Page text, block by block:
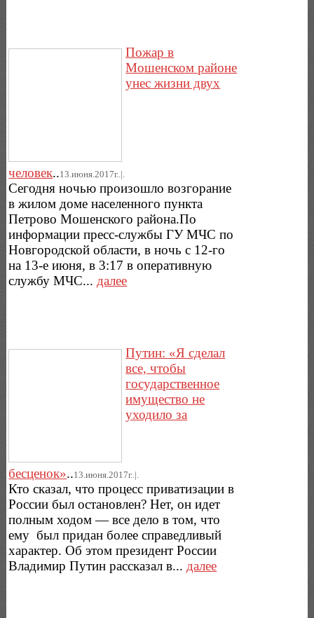
Пожар в
Мошенском районе
унес жизни двух
человек..13.июня.2017г..|.
Сегодня ночью произошло возгорание
в жилом доме населенного пункта
Петрово Мошенского района.По
информации пресс-службы ГУ МЧС по
Новгородской области, в ночь с 12-го
на 13-е июня, в 3:17 в оперативную
службу МЧС... далее
Путин: «Я сделал
все, чтобы
государственное
имущество не
уходило за
бесценок»..13.июня.2017г..|.
Кто сказал, что процесс приватизации в
России был остановлен? Нет, он идет
полным ходом — все дело в том, что
ему был придан более справедливый
характер. Об этом президент России
Владимир Путин рассказал в...далее